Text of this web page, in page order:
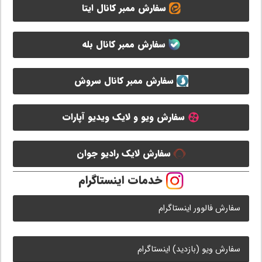
سفارش ممبر کانال ایتا
سفارش ممبر کانال بله
سفارش ممبر کانال سروش
سفارش ویو و لایک ویدیو آپارات
سفارش لایک رادیو جوان
خدمات اینستاگرام
سفارش فالوور اینستاگرام
سفارش ویو (بازدید) اینستاگرام